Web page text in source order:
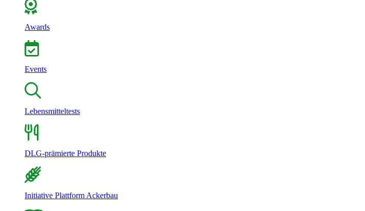
Awards
Events
Lebensmitteltests
DLG-prämierte Produkte
Initiative Plattform Ackerbau